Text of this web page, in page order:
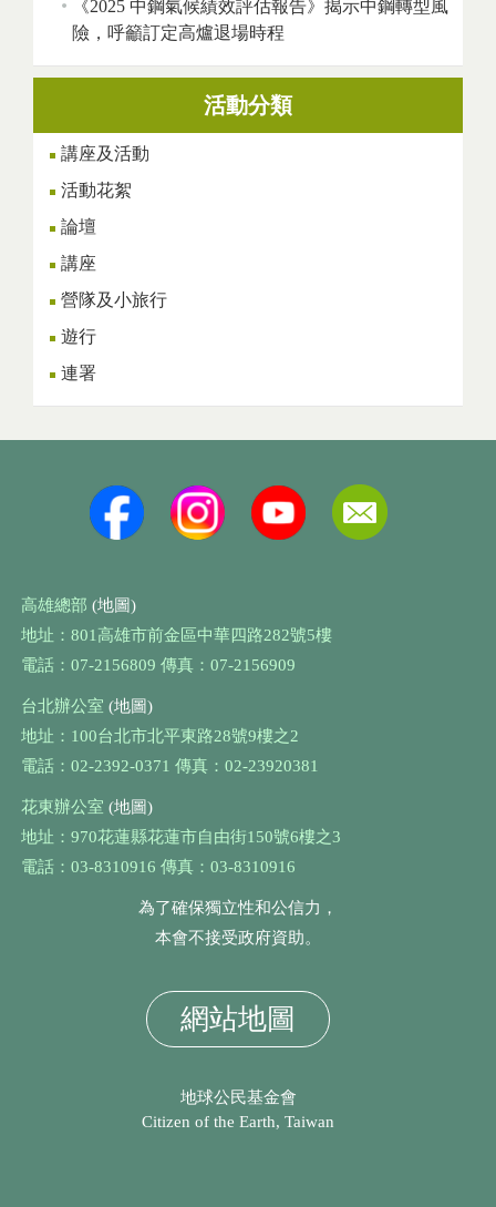
《2025 中鋼氣候績效評估報告》揭示中鋼轉型風
險，呼籲訂定高爐退場時程
活動分類
講座及活動
活動花絮
論壇
講座
營隊及小旅行
遊行
連署
高雄總部 (地圖)
地址：801高雄市前金區中華四路282號5樓
電話：07-2156809 傳真：07-2156909
台北辦公室 (地圖)
地址：100台北市北平東路28號9樓之2
電話：02-2392-0371 傳真：02-23920381
花東辦公室 (地圖)
地址：970花蓮縣花蓮市自由街150號6樓之3
電話：03-8310916 傳真：03-8310916
為了確保獨立性和公信力，
本會不接受政府資助。
網站地圖
地球公民基金會
Citizen of the Earth, Taiwan